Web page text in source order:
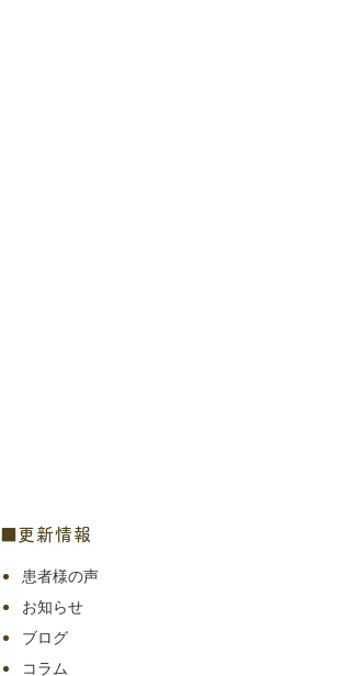
■更新情報
患者様の声
お知らせ
ブログ
コラム